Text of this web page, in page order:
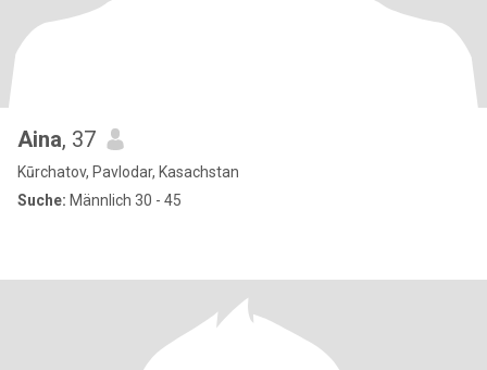
Aina, 37
Kūrchatov, Pavlodar, Kasachstan
Suche: Männlich 30 - 45